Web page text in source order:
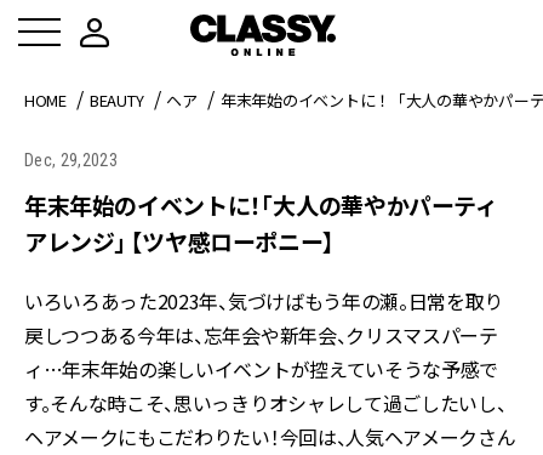
HOME BEAUTY ヘア 年末年始のイベントに！「大人の華やかパー
Dec, 29,2023
年末年始のイベントに！「大人の華やかパーティ
アレンジ」 【ツヤ感ローポニー】
いろいろあった2023年、気づけばもう年の瀬。日常を取り
戻しつつある今年は、忘年会や新年会、クリスマスパーテ
ィ…年末年始の楽しいイベントが控えていそうな予感で
す。そんな時こそ、思いっきりオシャレして過ごしたいし、
ヘアメークにもこだわりたい！今回は、人気ヘアメークさん